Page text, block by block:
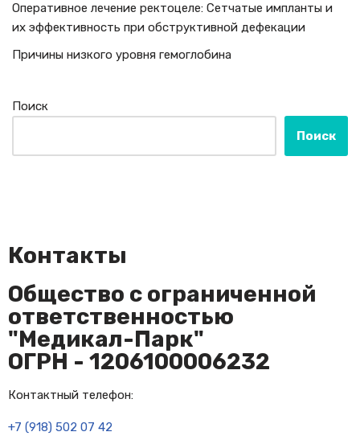
Оперативное лечение ректоцеле: Сетчатые импланты и
их эффективность при обструктивной дефекации
Причины низкого уровня гемоглобина
Поиск
Поиск
Контакты
Общество с ограниченной
ответственностью
"Медикал-Парк"
ОГРН - 1206100006232
Контактный телефон:
+7 (918) 502 07 42